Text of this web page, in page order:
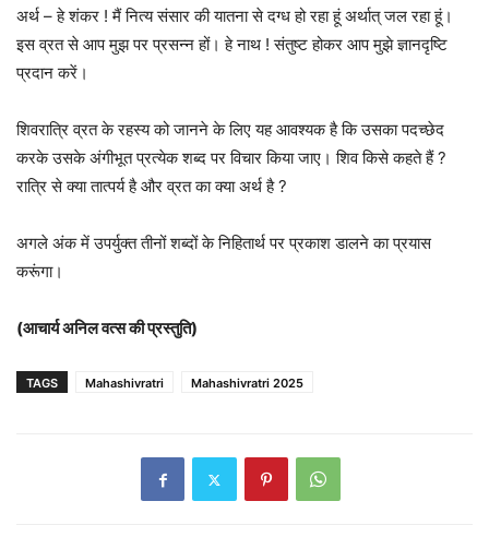
अर्थ – हे शंकर ! मैं नित्य संसार की यातना से दग्ध हो रहा हूं अर्थात् जल रहा हूं।
इस व्रत से आप मुझ पर प्रसन्न हों। हे नाथ ! संतुष्ट होकर आप मुझे ज्ञानदृष्टि
प्रदान करें।
शिवरात्रि व्रत के रहस्य को जानने के लिए यह आवश्यक है कि उसका पदच्छेद
करके उसके अंगीभूत प्रत्येक शब्द पर विचार किया जाए। शिव किसे कहते हैं ?
रात्रि से क्या तात्पर्य है और व्रत का क्या अर्थ है ?
अगले अंक में उपर्युक्त तीनों शब्दों के निहितार्थ पर प्रकाश डालने का प्रयास
करूंगा।
(आचार्य अनिल वत्स की प्रस्तुति)
TAGS Mahashivratri Mahashivratri 2025